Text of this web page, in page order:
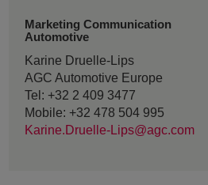
Marketing Communication
Automotive
Karine Druelle-Lips
AGC Automotive Europe
Tel: +32 2 409 3477
Mobile: +32 478 504 995
Karine.Druelle-Lips@agc.com